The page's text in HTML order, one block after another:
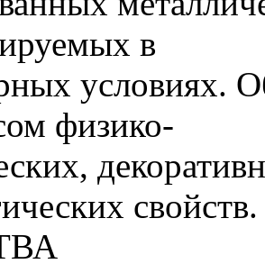
в
условиях.
физико-
свойств.